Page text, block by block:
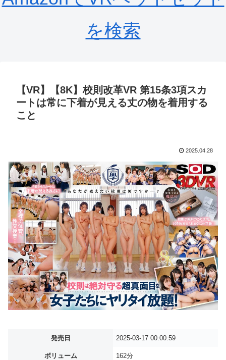
を検索
【VR】【8K】校則改革VR 第15条3項スカ
ートは常に下着が見える丈の物を着用する
こと
2025.04.28
発売日 2025-03-17 00:00:59
ボリューム 162分